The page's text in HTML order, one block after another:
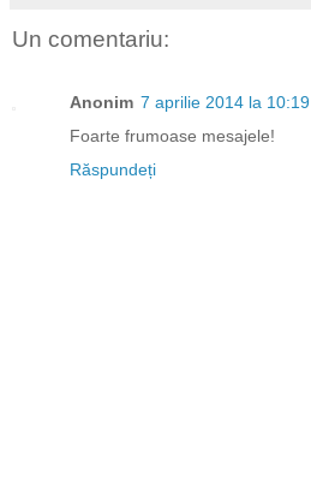
Un comentariu:
Anonim 7 aprilie 2014 la 10:19
Foarte frumoase mesajele!
Răspundeți